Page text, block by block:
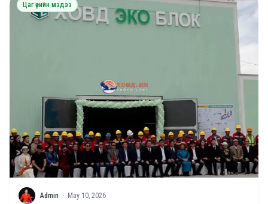
Цаг үеийн мэдээ
A Admin · May 10, 2026